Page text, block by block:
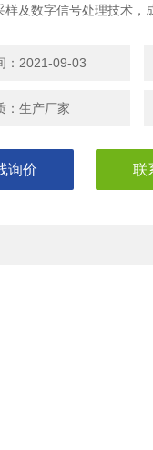
样及数字信号处理技术，
敏打印机，并设计有存储
：2021-09-03
：生产厂家
询价 联